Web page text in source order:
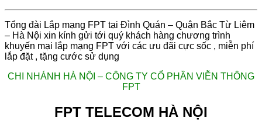
Tổng đài Lắp mạng FPT tại Đình Quán – Quận Bắc Từ Liêm
– Hà Nội xin kính gửi tới quý khách hàng chương trình
khuyến mại lắp mạng FPT với các ưu đãi cực sốc , miễn phí
lắp đặt , tặng cước sử dụng
CHI NHÁNH HÀ NỘI – CÔNG TY CỔ PHẦN VIỄN THÔNG
FPT
FPT TELECOM HÀ NỘI